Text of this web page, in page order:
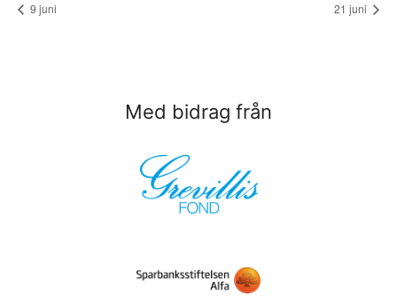
9 juni 21 juni
Med bidrag från